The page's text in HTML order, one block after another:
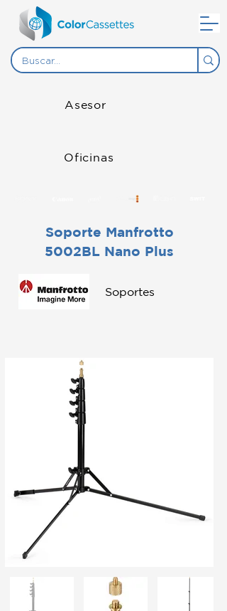
Asesor
Oficinas
Soporte Manfrotto
5002BL Nano Plus
Soportes